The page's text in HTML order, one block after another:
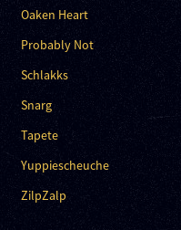
Oaken Heart
Probably Not
Schlakks
Snarg
Tapete
Yuppiescheuche
ZilpZalp